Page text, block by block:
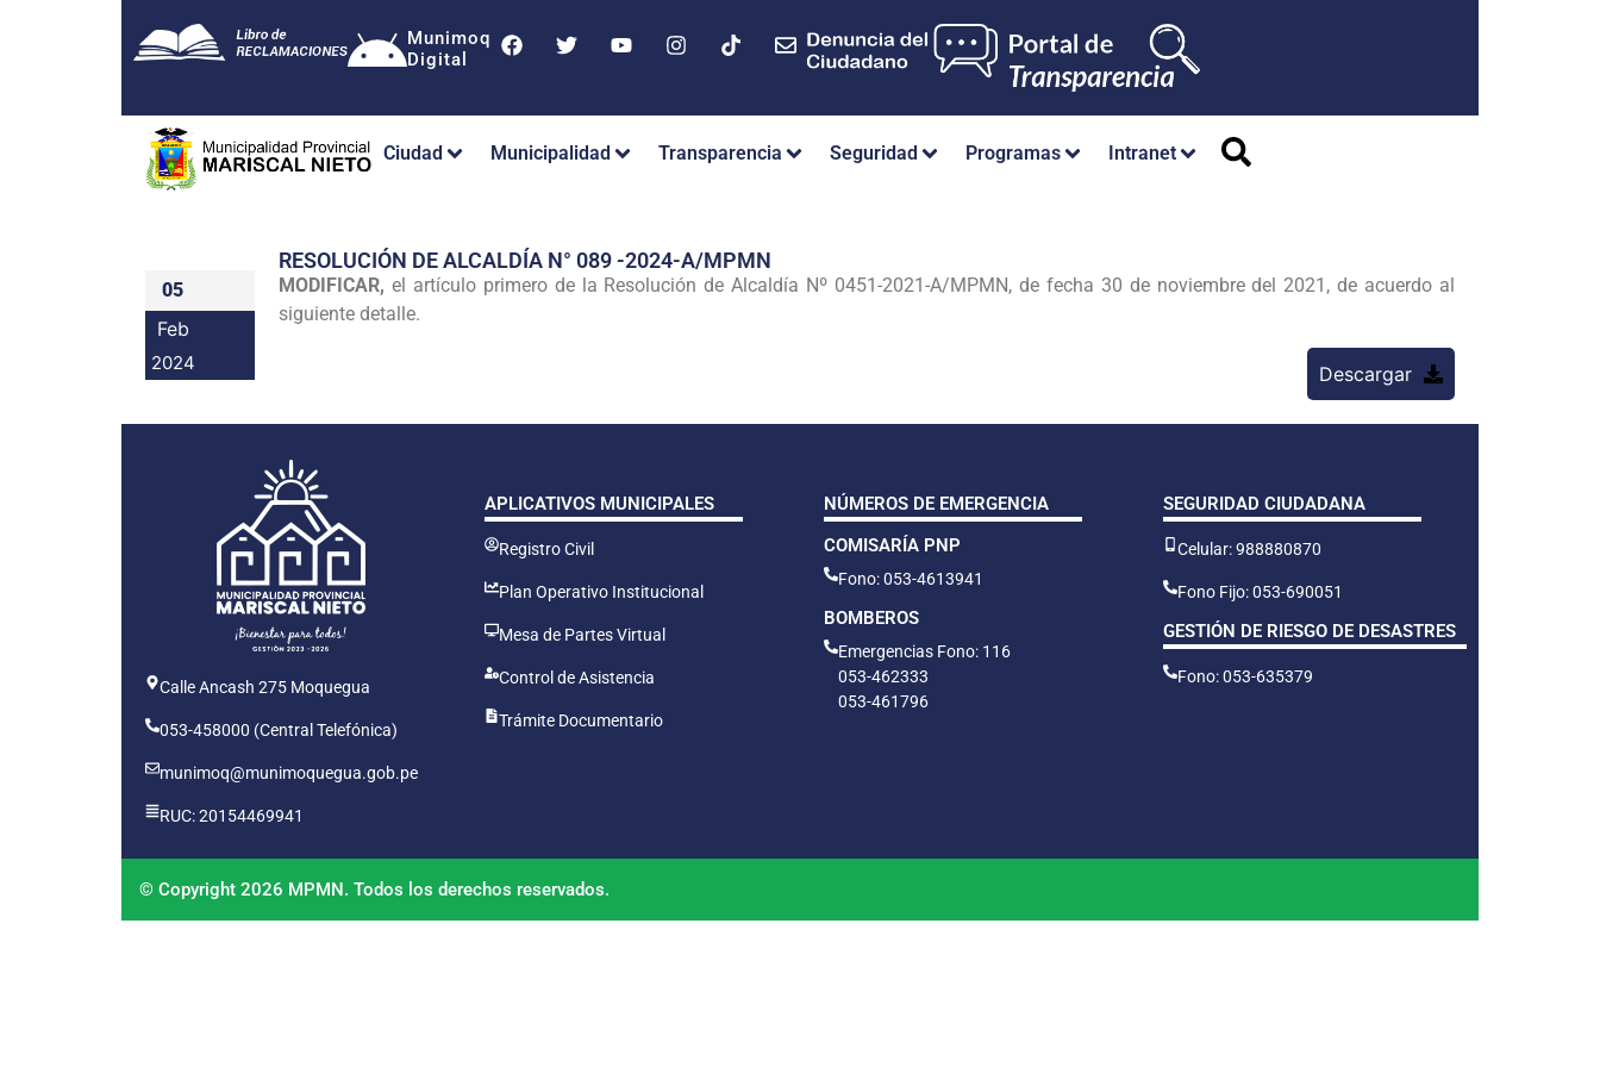
Munimoq
Digital
Ciudad Municipalidad Transparencia Seguridad Programas Intranet
05
Feb
2024
RESOLUCIÓN DE ALCALDÍA N° 089 -2024-A/MPMN
MODIFICAR, el artículo primero de la Resolución de Alcaldía Nº 0451-2021-A/MPMN, de fecha 30 de noviembre del 2021, de acuerdo al
siguiente detalle.
Descargar
Calle Ancash 275 Moquegua
053-458000 (Central Telefónica)
munimoq@munimoquegua.gob.pe
RUC: 20154469941
APLICATIVOS MUNICIPALES
Registro Civil
Plan Operativo Institucional
Mesa de Partes Virtual
Control de Asistencia
Trámite Documentario
NÚMEROS DE EMERGENCIA
COMISARÍA PNP
Fono: 053-4613941
BOMBEROS
Emergencias Fono: 116
053-462333
053-461796
SEGURIDAD CIUDADANA
Celular: 988880870
Fono Fijo: 053-690051
GESTIÓN DE RIESGO DE DESASTRES
Fono: 053-635379
© Copyright 2026 MPMN. Todos los derechos reservados.